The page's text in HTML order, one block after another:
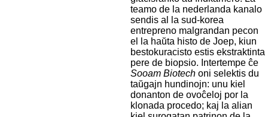
teamo de la nederlanda kanalo
sendis al la sud-korea
entrepreno malgrandan pecon
el la haŭta histo de Joep, kiun
bestokuracisto estis ekstraktinta
pere de biopsio. Intertempe ĉe
Sooam Biotech oni selektis du
taŭgajn hundinojn: unu kiel
donanton de ovoĉeloj por la
klonada procedo; kaj la alian